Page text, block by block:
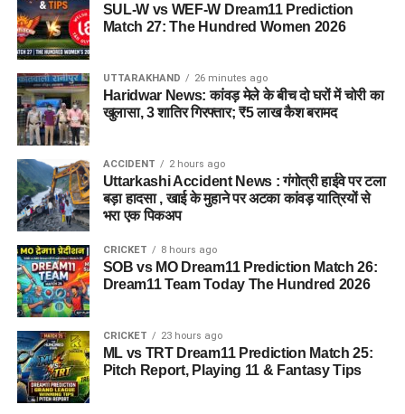
पुलिस द्वारा की गई तलाशी में आरोपी के पास से सेना की वर्दी, बैज, कैप और
इस्तेमाल वो लोगों का भरोसा जीतने और खुद को प्रभावशाली अधिकारी
साबित करने के लिए करता था।
पुलिस मामले की जांच में जुटी
फिलहाल पुलिस ने मामला दर्ज कर जांच आगे बढ़ा दी है। अधिकारियों का
कहना है कि जांच के दौरान यदि अन्य पीड़ित सामने आते हैं तो उनके बयान
भी दर्ज किए जाएंगे और मामले के सभी पहलुओं की गहन पड़ताल की जाएगी।
FAQs (EX Ias Son Yashvardhan Arrested)
1. क्या देहरादून पुलिस ने पूर्व मुख्य सचिव के बेटे
SUL-W vs WEF-W Dream11 Prediction
Match 27: The Hundred Women 2026
UTTARAKHAND 26 minutes ago
Haridwar News: कांवड़ मेले के बीच दो घरों में चोरी का
खुलासा, 3 शातिर गिरफ्तार; ₹5 लाख कैश बरामद
ACCIDENT 2 hours ago
Uttarkashi Accident News : गंगोत्री हाईवे पर टला
बड़ा हादसा , खाई के मुहाने पर अटका कांवड़ यात्रियों से
भरा एक पिकअप
CRICKET 8 hours ago
SOB vs MO Dream11 Prediction Match 26:
Dream11 Team Today The Hundred 2026
CRICKET 23 hours ago
ML vs TRT Dream11 Prediction Match 25:
Pitch Report, Playing 11 & Fantasy Tips